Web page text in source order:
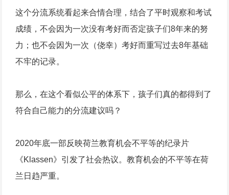
这个分流系统看起来合情合理，结合了平时观察和考试
成绩，不会因为一次没有考好而否定孩子们8年来的努
力；也不会因为一次（侥幸）考好而重写过去8年基础
不牢的记录。
那么，在这个看似公平的体系下，孩子们真的都得到了
符合自己能力的分流建议吗？
2020年底一部反映荷兰教育机会不平等的纪录片
《Klassen》引发了社会热议。教育机会的不平等在荷
兰日趋严重。